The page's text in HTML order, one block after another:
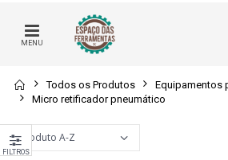
MENU
Todos os Produtos
Equipamentos
Micro retificador pneumático
FILTROS